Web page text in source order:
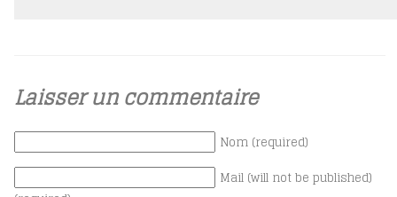
Laisser un commentaire
Nom (required)
Mail (will not be published)